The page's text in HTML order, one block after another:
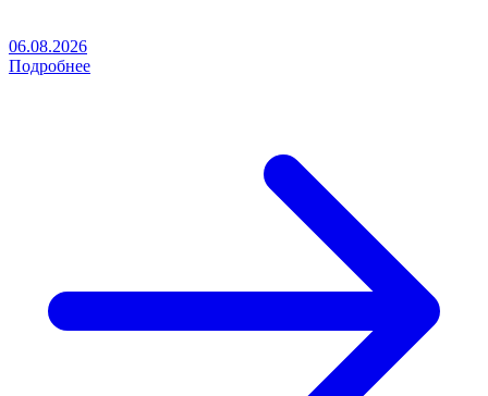
06.08.2026
Подробнее